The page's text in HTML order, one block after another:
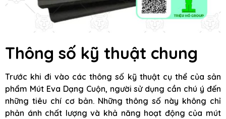
Thông số kỹ thuật chung
Trước khi đi vào các thông số kỹ thuật cụ thể của sản
phẩm Mút Eva Dạng Cuộn, người sử dụng cần chú ý đến
những tiêu chí cơ bản. Những thông số này không chỉ
phản ánh chất lượng và khả năng hoạt động của mút